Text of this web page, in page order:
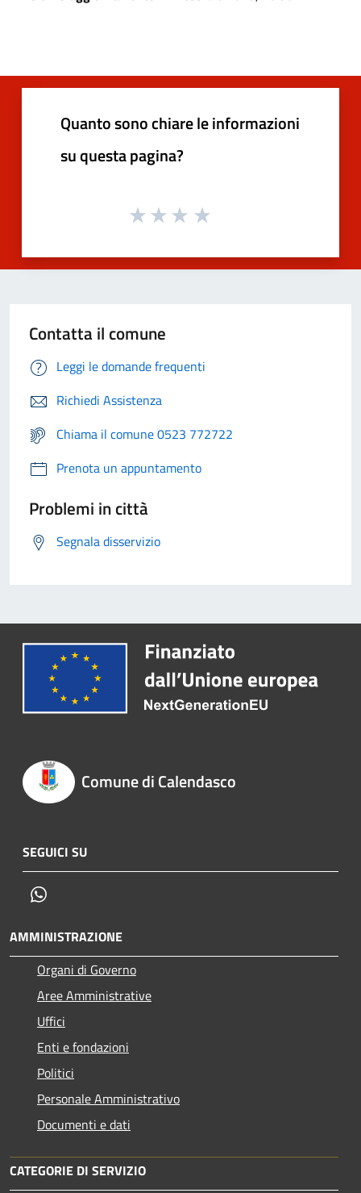
Quanto sono chiare le informazioni
su questa pagina?
Contatta il comune
Leggi le domande frequenti
Richiedi Assistenza
Chiama il comune 0523 772722
Prenota un appuntamento
Problemi in città
Segnala disservizio
Comune di Calendasco
SEGUICI SU
AMMINISTRAZIONE
Organi di Governo
Aree Amministrative
Uffici
Enti e fondazioni
Politici
Personale Amministrativo
Documenti e dati
CATEGORIE DI SERVIZIO